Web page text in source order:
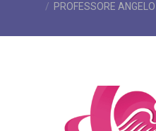
PROFESSORE